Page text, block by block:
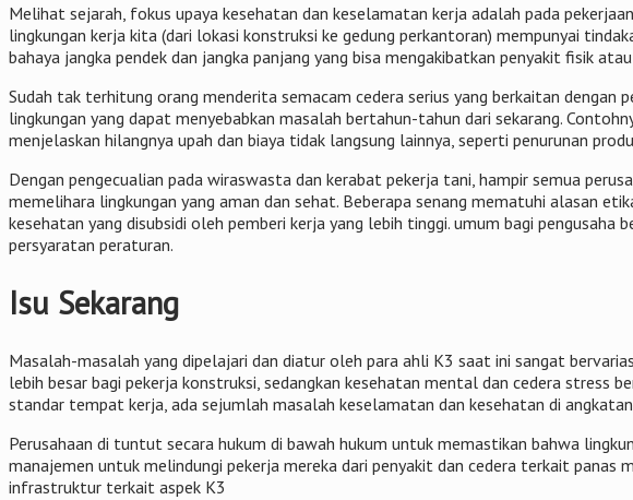
Melihat sejarah, fokus upaya kesehatan dan keselamatan kerja adalah pada
lingkungan kerja kita (dari lokasi konstruksi ke gedung perkantoran) mempunyai
bahaya jangka pendek dan jangka panjang yang bisa mengakibatkan penyakit fisik
Sudah tak terhitung orang menderita semacam cedera serius yang berkaitan dengan
lingkungan yang dapat menyebabkan masalah bertahun-tahun dari sekarang.
menjelaskan hilangnya upah dan biaya tidak langsung lainnya, seperti penurunan
Dengan pengecualian pada wiraswasta dan kerabat pekerja tani, hampir semua
memelihara lingkungan yang aman dan sehat. Beberapa senang mematuhi alasan
kesehatan yang disubsidi oleh pemberi kerja yang lebih tinggi. umum bagi
persyaratan peraturan.
Isu Sekarang
Masalah-masalah yang dipelajari dan diatur oleh para ahli K3 saat ini sangat
lebih besar bagi pekerja konstruksi, sedangkan kesehatan mental dan cedera stress
standar tempat kerja, ada sejumlah masalah keselamatan dan kesehatan di
Perusahaan di tuntut secara hukum di bawah hukum untuk memastikan bahwa
manajemen untuk melindungi pekerja mereka dari penyakit dan cedera terkait
infrastruktur terkait aspek K3